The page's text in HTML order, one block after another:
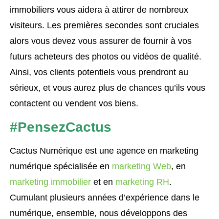
immobiliers vous aidera à attirer de nombreux
visiteurs. Les premières secondes sont cruciales
alors vous devez vous assurer de fournir à vos
futurs acheteurs des photos ou vidéos de qualité.
Ainsi, vos clients potentiels vous prendront au
sérieux, et vous aurez plus de chances qu’ils vous
contactent ou vendent vos biens.
#PensezCactus
Cactus Numérique est une agence en marketing
numérique spécialisée en marketing Web, en
marketing immobilier et en marketing RH.
Cumulant plusieurs années d’expérience dans le
numérique, ensemble, nous développons des